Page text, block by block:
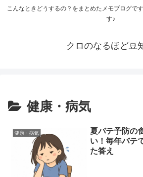
こんなときどうするの？をまとめたメモブログで
す♪
クロのなるほど豆
健康・病気
健康・病気
夏バテ予防の
い！毎年バテ
た答え